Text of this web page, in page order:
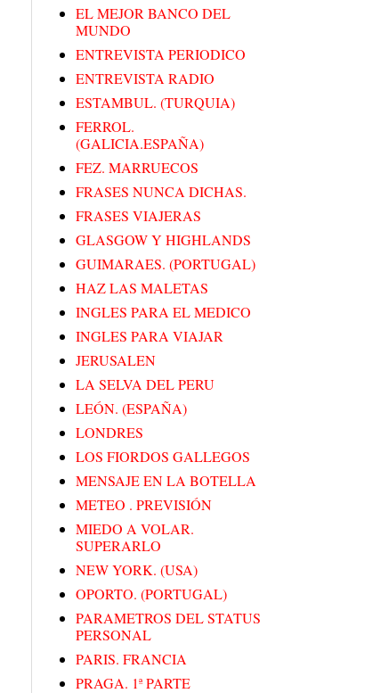
EL MEJOR BANCO DEL
MUNDO
ENTREVISTA PERIODICO
ENTREVISTA RADIO
ESTAMBUL. (TURQUIA)
FERROL.
(GALICIA.ESPAÑA)
FEZ. MARRUECOS
FRASES NUNCA DICHAS.
FRASES VIAJERAS
GLASGOW Y HIGHLANDS
GUIMARAES. (PORTUGAL)
HAZ LAS MALETAS
INGLES PARA EL MEDICO
INGLES PARA VIAJAR
JERUSALEN
LA SELVA DEL PERU
LEÓN. (ESPAÑA)
LONDRES
LOS FIORDOS GALLEGOS
MENSAJE EN LA BOTELLA
METEO . PREVISIÓN
MIEDO A VOLAR.
SUPERARLO
NEW YORK. (USA)
OPORTO. (PORTUGAL)
PARAMETROS DEL STATUS
PERSONAL
PARIS. FRANCIA
PRAGA. 1ª PARTE